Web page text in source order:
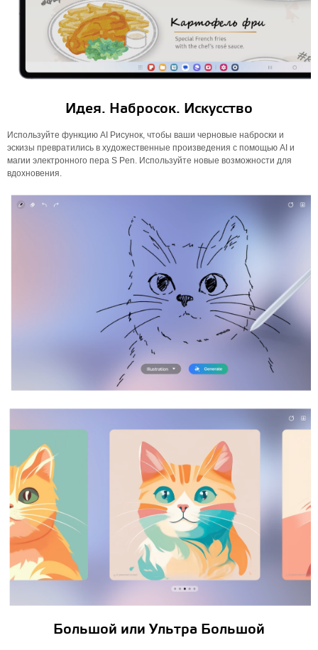
Идея. Набросок. Искусство
Используйте функцию AI Рисунок, чтобы ваши черновые наброски и
эскизы превратились в художественные произведения с помощью AI и
магии электронного пера S Pen. Используйте новые возможности для
вдохновения.
Большой или Ультра Большой